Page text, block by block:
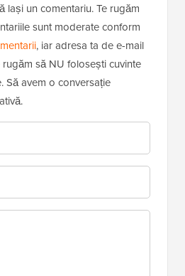
lași un comentariu. Te rugăm
sunt moderate conform
, iar adresa ta de e-mail
să NU folosești cuvinte
Să avem o conversație